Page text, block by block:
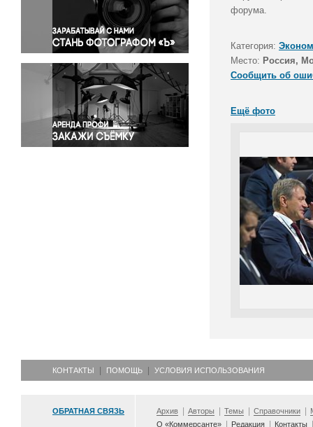
Правосудие
Происшествия и конфликты
Религия
Светская жизнь
Спорт
Экология
Экономика и бизнес
форума.
Категория:
Место: Россия,
Сообщить об
Ещё фото
КОНТАКТЫ ПОМОЩЬ УСЛОВИЯ ИСПОЛЬЗОВАНИЯ
ОБРАТНАЯ СВЯЗЬ Архив Авторы Темы Справочники
О «Коммерсанте»
Редакция Контакты